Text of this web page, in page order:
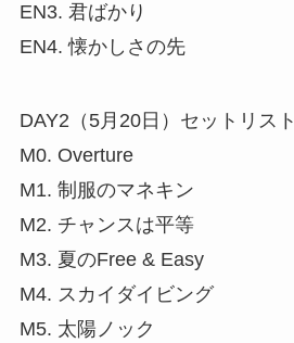
EN3. 君ばかり
EN4. 懐かしさの先
DAY2（5月20日）セットリスト
M0. Overture
M1. 制服のマネキン
M2. チャンスは平等
M3. 夏のFree & Easy
M4. スカイダイビング
M5. 太陽ノック